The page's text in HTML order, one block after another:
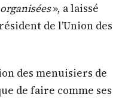
», a laissé
de l’Union des
des menuisiers de
de faire comme ses